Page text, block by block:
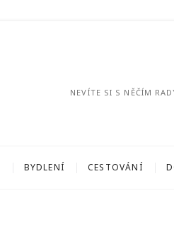
NEVÍTE SI S NĚČÍM
BYDLENÍ CESTOVÁNÍ